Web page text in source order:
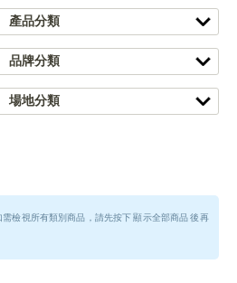
產品分類
品牌分類
場地分類
檢視所有類別商品，請先按下 顯示全部商品 後再